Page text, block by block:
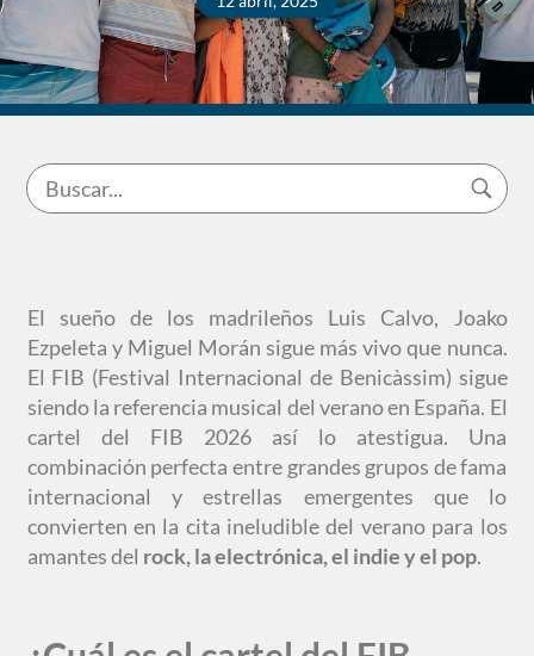
El sueño de los madrileños Luis Calvo, Joako
Ezpeleta y Miguel Morán sigue más vivo que nunca.
El FIB (Festival Internacional de Benicàssim) sigue
siendo la referencia musical del verano en España. El
cartel del FIB 2026 así lo atestigua. Una
combinación perfecta entre grandes grupos de fama
internacional y estrellas emergentes que lo
convierten en la cita ineludible del verano para los
amantes del rock, la electrónica, el indie y el pop.